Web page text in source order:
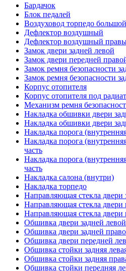
Бардачок
Блок педалей
Воздуховод торпедо большой
Дефлектор воздушный
Дефлектор воздушный
Замок двери задней левой
Замок двери передней
Замок ремня безопасности
Замок ремня безопасности
Корпус отопителя
Корпус отопителя под
Механизм ремня
Накладка обшивки двери
Накладка обшивки двери
Накладка порога
Накладка порога
часть
Накладка порога
часть
Накладка салона (внутри)
Накладка торпедо
Направляющая стекла двери
Направляющая стекла двери
Направляющая стекла двери
Обшивка двери задней левой
Обшивка двери задней
Обшивка двери передней
Обшивка стойки задняя
Обшивка стойки задняя
Обшивка стойки передняя